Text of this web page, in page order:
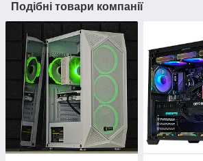
Подібні товари компанії